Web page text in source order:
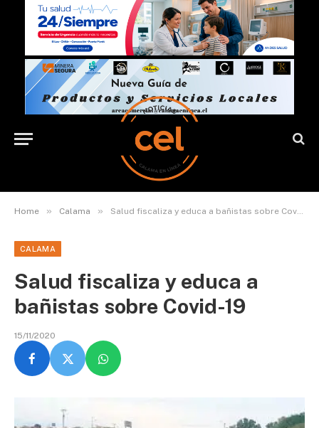
Home » Calama » Salud fiscaliza y educa a bañistas sobre Covid-19
CALAMA
Salud fiscaliza y educa a
bañistas sobre Covid-19
15/11/2020